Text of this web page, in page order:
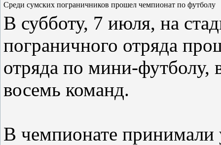
Среди сумских пограничников прошел чемпионат по футболу
В субботу, 7 июля, на
пограничного отряда
отряда по мини-футболу,
восемь команд.
В чемпионате принимали